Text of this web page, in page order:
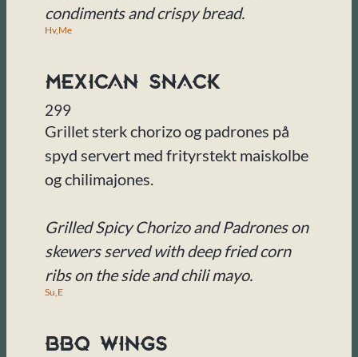
condiments and crispy bread.
Hv,Me
Mexican Snack
299
Grillet sterk chorizo og padrones på
spyd servert med frityrstekt maiskolbe
og chilimajones.
Grilled Spicy Chorizo and Padrones on
skewers served with deep fried corn
ribs on the side and chili mayo.
Su,E
BBQ Wings